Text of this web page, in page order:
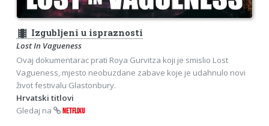
theaters Izgubljeni u ispraznosti
Lost In Vagueness
Ovaj dokumentarac prati Roya Gurvitza koji je smislio Lost
Vagueness, mjesto neobuzdane zabave koje je udahnulo novi
život festivalu Glastonbury.
Hrvatski titlovi
Gledaj na
NETFLIXU